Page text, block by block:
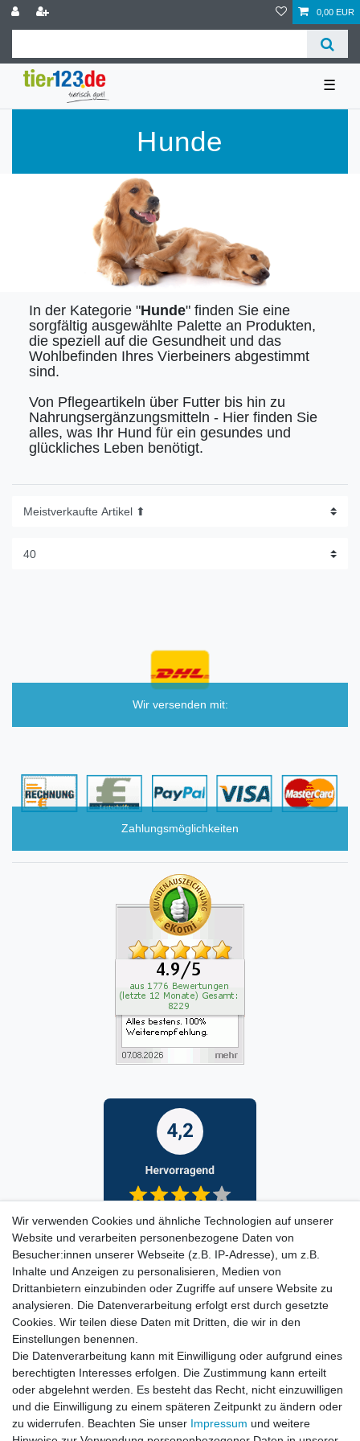
0,00 EUR
☰
Hunde
In der Kategorie "Hunde" finden Sie eine
sorgfältig ausgewählte Palette an Produkten,
die speziell auf die Gesundheit und das
Wohlbefinden Ihres Vierbeiners abgestimmt
sind.
Von Pflegeartikeln über Futter bis hin zu
Nahrungsergänzungsmitteln - Hier finden Sie
alles, was Ihr Hund für ein gesundes und
glückliches Leben benötigt.
Wir versenden mit:
Zahlungsmöglichkeiten
Wir verwenden Cookies und ähnliche Technologien auf unserer
Website und verarbeiten personenbezogene Daten von
Besucher:innen unserer Webseite (z.B. IP-Adresse), um z.B.
Inhalte und Anzeigen zu personalisieren, Medien von
Drittanbietern einzubinden oder Zugriffe auf unsere Website zu
analysieren. Die Datenverarbeitung erfolgt erst durch gesetzte
Cookies. Wir teilen diese Daten mit Dritten, die wir in den
Einstellungen benennen.
Die Datenverarbeitung kann mit Einwilligung oder aufgrund eines
berechtigten Interesses erfolgen. Die Zustimmung kann erteilt
oder abgelehnt werden. Es besteht das Recht, nicht einzuwilligen
und die Einwilligung zu einem späteren Zeitpunkt zu ändern oder
zu widerrufen. Beachten Sie unser Impressum und weitere